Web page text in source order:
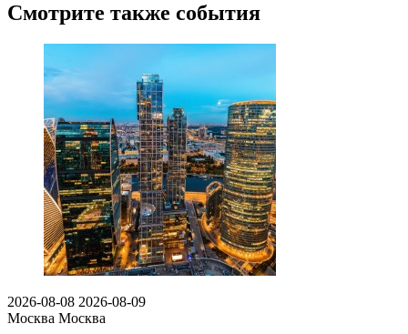
Смотрите также события
2026-08-08 2026-08-09
Москва Москва